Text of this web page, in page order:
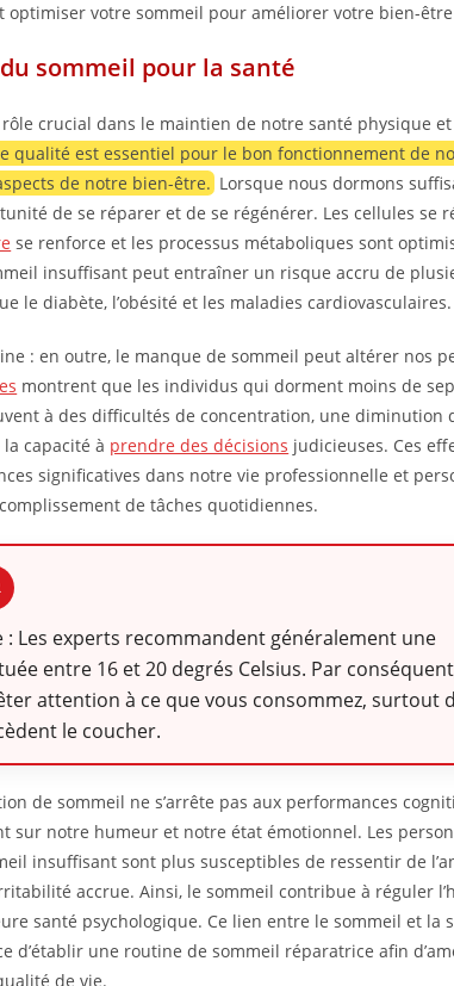
optimiser votre sommeil pour améliorer votre bien-
sommeil pour la santé
crucial dans le maintien de notre santé physique
qualité est essentiel pour le bon fonctionnement de
de notre bien-être. Lorsque nous dormons
de se réparer et de se régénérer. Les cellules se
se renforce et les processus métaboliques sont
insuffisant peut entraîner un risque accru de
le diabète, l’obésité et les maladies cardiovasculaires.
: en outre, le manque de sommeil peut altérer nos
montrent que les individus qui dorment moins de
à des difficultés de concentration, une diminution
capacité à prendre des décisions judicieuses. Ces
significatives dans notre vie professionnelle et
de tâches quotidiennes.
: Les experts recommandent généralement une
entre 16 et 20 degrés Celsius. Par
attention à ce que vous consommez, surtout
le coucher.
de sommeil ne s’arrête pas aux performances
sur notre humeur et notre état émotionnel. Les
insuffisant sont plus susceptibles de ressentir de
accrue. Ainsi, le sommeil contribue à réguler
santé psychologique. Ce lien entre le sommeil et la
d’établir une routine de sommeil réparatrice afin
de vie.